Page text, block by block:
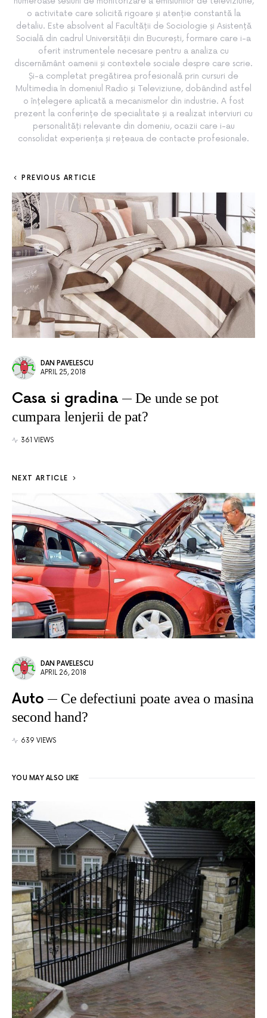
o activitate care solicită rigoare și atenție constantă la
detaliu. Este absolvent al Facultății de Sociologie și Asistență
Socială din cadrul Universității din București, formare care i-a
oferit instrumentele necesare pentru a analiza cu
discernământ oamenii și contextele sociale despre care scrie.
Și-a completat pregătirea profesională prin cursuri de
Multimedia în domeniul Radio și Televiziune, dobândind astfel
o înțelegere aplicată a mecanismelor din industrie. A fost
prezent la conferințe de specialitate și a realizat interviuri cu
personalități relevante din domeniu, ocazii care i-au
consolidat experiența și rețeaua de contacte profesionale.
PREVIOUS ARTICLE
DAN PAVELESCU
APRIL 25, 2018
Casa si gradina
De unde se pot
cumpara lenjerii de pat?
361 VIEWS
NEXT ARTICLE
DAN PAVELESCU
APRIL 26, 2018
Auto
Ce defectiuni poate avea o masina
second hand?
639 VIEWS
YOU MAY ALSO LIKE